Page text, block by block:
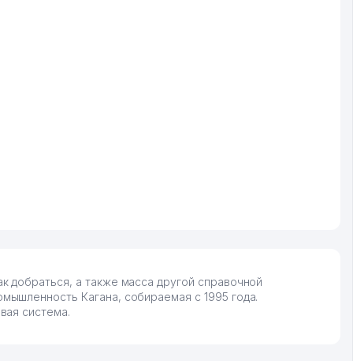
а также масса другой справочной
Кагана, собираемая с 1995 года.
система.